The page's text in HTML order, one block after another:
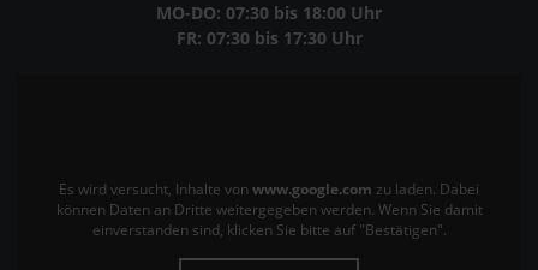
MO-DO: 07:30 bis 18:00 Uhr
FR: 07:30 bis 17:30 Uhr
Es wird versucht, Inhalte von www.google.com zu laden. Dabei
können Daten an Dritte weitergegeben werden. Wenn Sie damit
einverstanden sind, klicken Sie bitte auf "Bestätigen".